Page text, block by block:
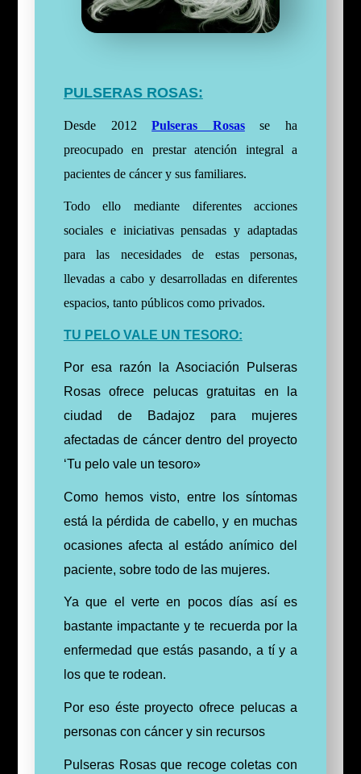
PULSERAS ROSAS:
Desde 2012Pulseras Rosasse ha
preocupado en prestar atención integral a
pacientes de cáncer y sus familiares.
Todo ello mediante diferentes acciones
sociales e iniciativas pensadas y adaptadas
para las necesidades de estas personas,
llevadas a cabo y desarrolladas en diferentes
espacios, tanto públicos como privados.
TU PELO VALE UN TESORO:
Por esa razón la Asociación Pulseras
Rosas ofrece pelucas gratuitas en la
ciudad de Badajoz para mujeres
afectadas de cáncer dentro del proyecto
‘Tu pelo vale un tesoro»
Como hemos visto, entre los síntomas
está la pérdida de cabello, y en muchas
ocasiones afecta al estádo anímico del
paciente, sobre todo de las mujeres.
Ya que el verte en pocos días así es
bastante impactante y te recuerda por la
enfermedad que estás pasando, a tí y a
los que te rodean.
Por eso éste proyecto ofrece pelucas a
personas con cáncer y sin recursos
Pulseras Rosas que recoge coletas con